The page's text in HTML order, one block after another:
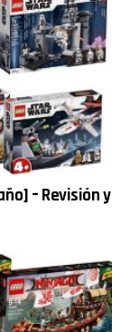
– Revisión y